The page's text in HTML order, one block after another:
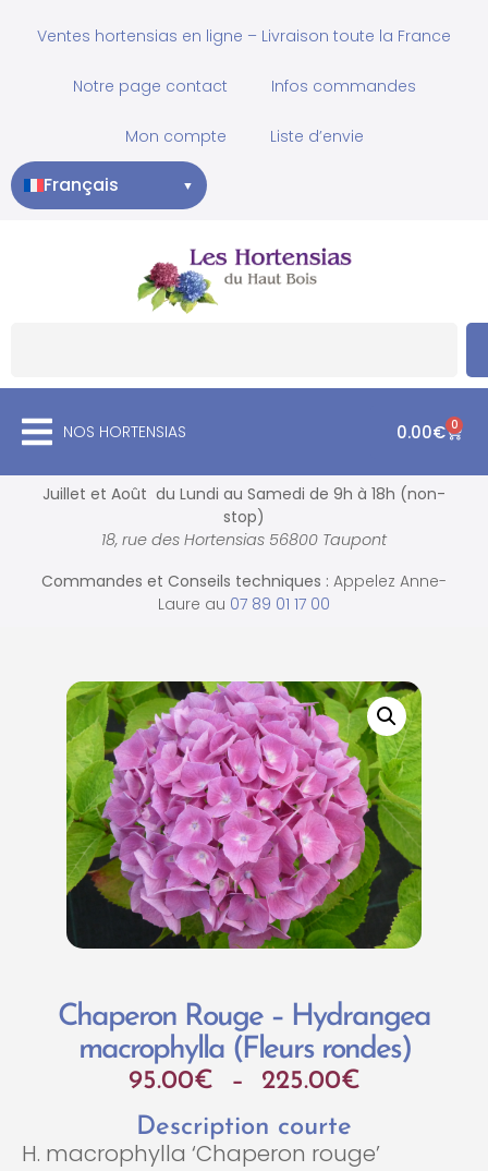
Ventes hortensias en ligne – Livraison toute la France
Notre page contact Infos commandes
Mon compte Liste d’envie
Français ▼
NOS HORTENSIAS 0.00€ 0
Juillet et Août du Lundi au Samedi de 9h à 18h (non-
stop)
18, rue des Hortensias 56800 Taupont
Commandes et Conseils techniques : Appelez Anne-
Laure au 07 89 01 17 00
Chaperon Rouge – Hydrangea
macrophylla (Fleurs rondes)
95.00€ – 225.00€
Description courte
H. macrophylla ‘Chaperon rouge’